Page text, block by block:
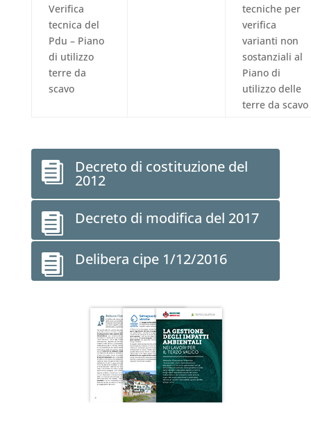
Verifica
tecnica del
Pdu – Piano
di utilizzo
terre da
scavo
tecniche per
verifica
varianti non
sostanziali al
Piano di
utilizzo delle
terre da scavo
 Decreto di costituzione del
2012
 Decreto di modifica del 2017
 Delibera cipe 1/12/2016